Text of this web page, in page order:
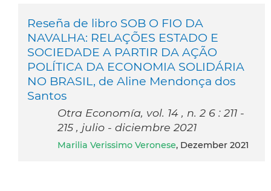
Reseña de libro SOB O FIO DA
NAVALHA: RELAÇÕES ESTADO E
SOCIEDADE A PARTIR DA AÇÃO
POLÍTICA DA ECONOMIA SOLIDÁRIA
NO BRASIL, de Aline Mendonça dos
Santos
Otra Economía, vol. 14 , n. 2 6 : 211 -
215 , julio - diciembre 2021
Marilia Verissimo Veronese, Dezember 2021